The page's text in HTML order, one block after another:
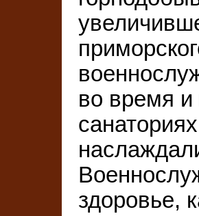
во время
здоровье,